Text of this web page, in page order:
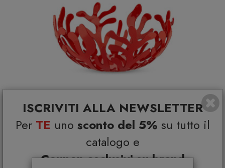
ISCRIVITI ALLA NEWSLETTER
Per TE uno sconto del 5% su tutto il
catalogo e
Coupon esclusivi su brand
Alessi ESI01/21 R Mediterraneo Fruttiera